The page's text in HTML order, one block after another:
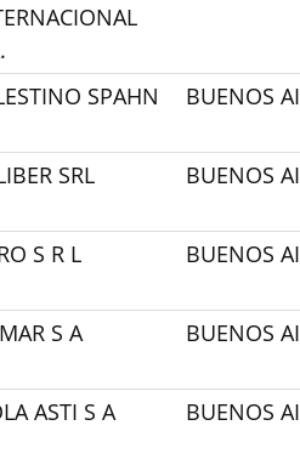
SPAHN
BUENOS
SRL BUENOS
S R L BUENOS
S A BUENOS
ASTI S A BUENOS